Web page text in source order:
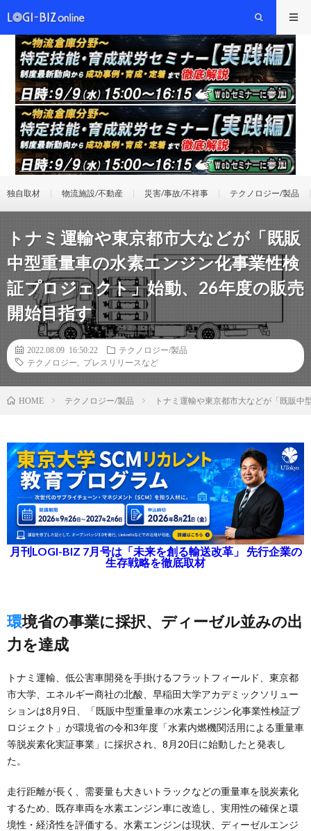
独自取材 物流施設/不動産 災害/事故/不祥事 テクノロジー/製品
トナミ運輸や東京都市大などが「既販
中型重量車の水素エンジン化事業性検
証プロジェクト」始動、26年度の販売
開始目指す
2022.08.09 16:50:22
テクノロジー/製品
テクノロジー
プレスリリースなど
HOME テクノロジー/製品 トナミ運輸や東京都市大などが「既販
月刊LOGI-BIZ 7月号は「未来を創る輸送改革」 先行企業の
生存戦略を徹底取材
環境省の事業に採択、ディーゼル並みの出
力を達成
トナミ運輸、低公害車開発を手掛けるフラットフィールド、東京都
市大学、エネルギー商社の北酸、早稲田大学アカデミックソリュー
ションは8月9日、「既販中型重量車の水素エンジン化事業性検証プ
ロジェクト」が環境省の令和3年度「水素内燃機関活用による重量車
等脱炭素化実証事業」に採択され、8月20日に始動したと発表し
た。
走行距離が長く、需要量も大きいトラックなどの重量車を脱炭素化
するため、既存車両を水素エンジン車に改造し、実用性の確保と環
境性・経済性を評価する。水素エンジンは現状、ディーゼルエンジ